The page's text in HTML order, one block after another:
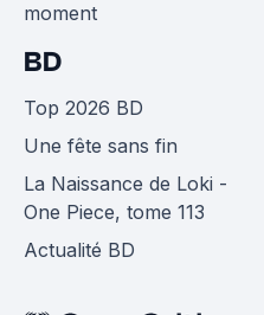
moment
BD
Top 2026 BD
Une fête sans fin
La Naissance de Loki -
One Piece, tome 113
Actualité BD